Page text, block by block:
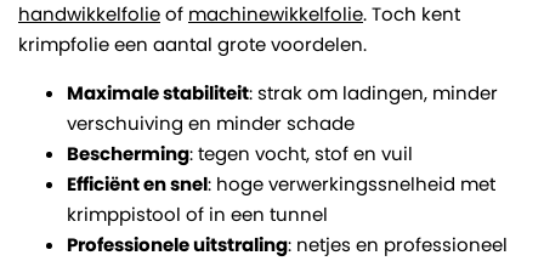
handwikkelfolieof machinewikkelfolie. Toch kent
krimpfolie een aantal grote voordelen.
Maximale stabiliteit: strak om ladingen, minder
verschuiving en minder schade
Bescherming: tegen vocht, stof en vuil
Efficiënt en snel: hoge verwerkingssnelheid met
krimppistool of in een tunnel
Professionele uitstraling: netjes en professioneel